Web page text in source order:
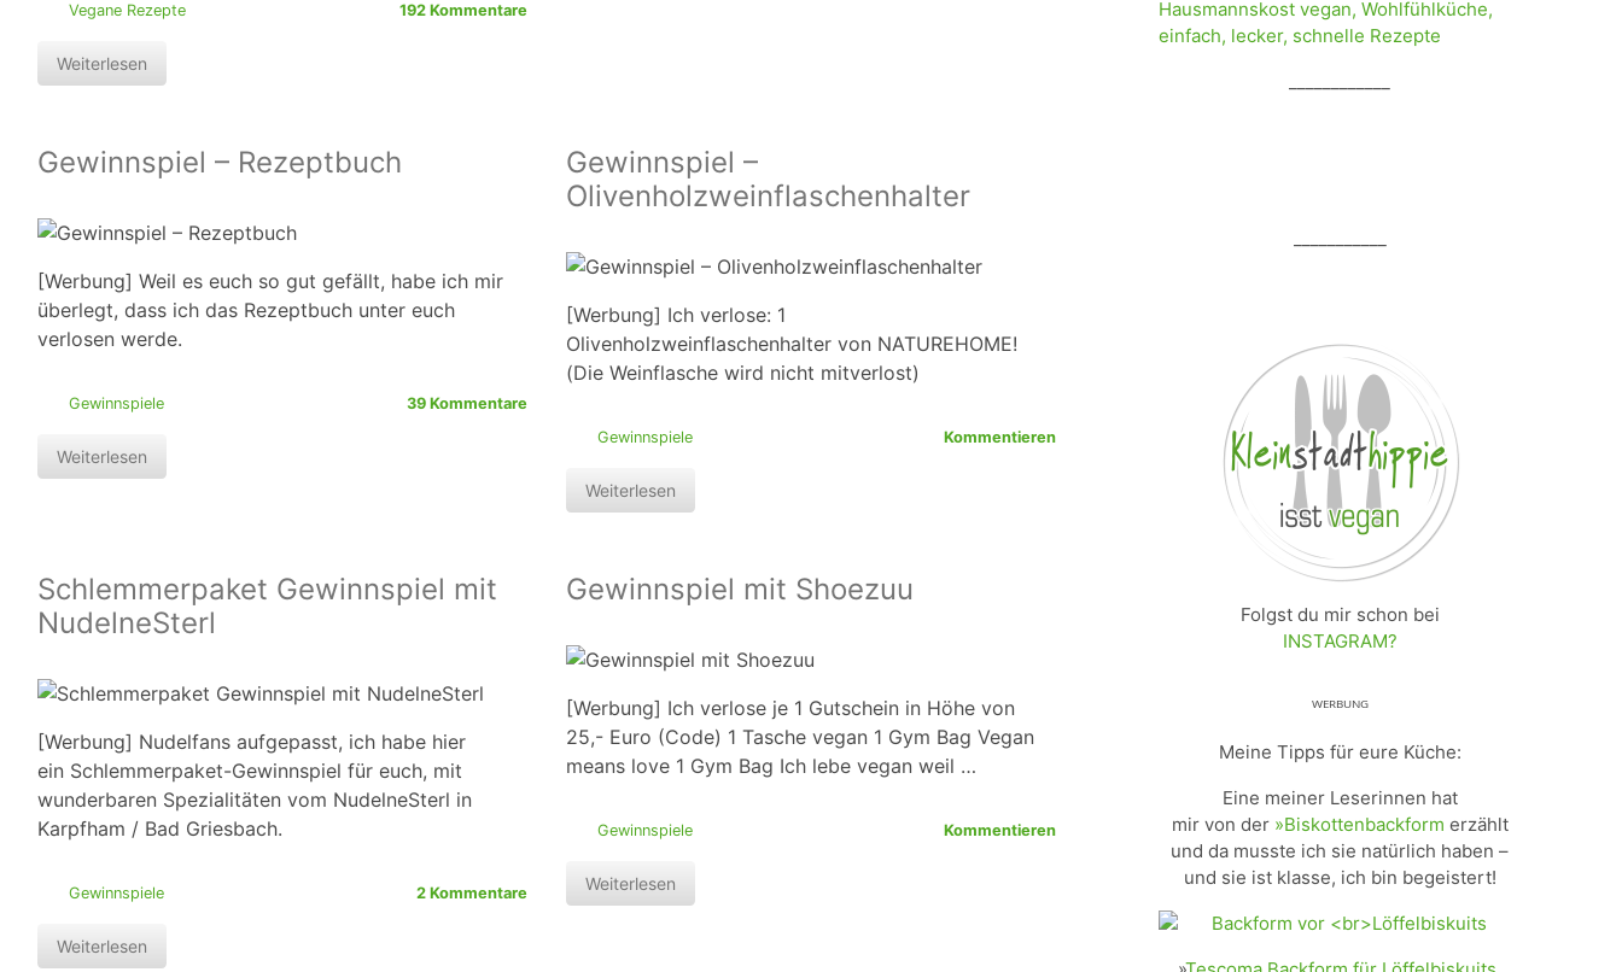
Vegane Rezepte 192 Kommentare
Weiterlesen
Gewinnspiel – Rezeptbuch
[Werbung] Weil es euch so gut gefällt, habe ich mir
überlegt, dass ich das Rezeptbuch unter euch
verlosen werde.
Gewinnspiele 39 Kommentare
Weiterlesen
Gewinnspiel –
Olivenholzweinflaschenhalter
[Werbung] Ich verlose: 1
Olivenholzweinflaschenhalter von NATUREHOME!
(Die Weinflasche wird nicht mitverlost)
Gewinnspiele Kommentieren
Weiterlesen
Schlemmerpaket Gewinnspiel mit
NudelneSterl
[Werbung] Nudelfans aufgepasst, ich habe hier
ein Schlemmerpaket-Gewinnspiel für euch, mit
wunderbaren Spezialitäten vom NudelneSterl in
Karpfham / Bad Griesbach.
Gewinnspiele 2 Kommentare
Weiterlesen
Gewinnspiel mit Shoezuu
[Werbung] Ich verlose je 1 Gutschein in Höhe von
25,- Euro (Code) 1 Tasche vegan 1 Gym Bag Vegan
means love 1 Gym Bag Ich lebe vegan weil …
Gewinnspiele Kommentieren
Weiterlesen
Folgst du mir schon bei
INSTAGRAM?
ᵂᴱᴿᴮᵁᴺᴳ
Meine Tipps für eure Küche:
Eine meiner Leserinnen hat
mir von der »Biskottenbackform erzählt
und da musste ich sie natürlich haben –
und sie ist klasse, ich bin begeistert!